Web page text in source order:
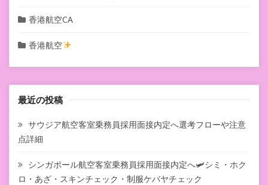
香港航空CA
香港航空
最近の投稿
サウジア航空客室乗務員採用面接内定へ選考フローや注意
点詳細
シンガポール航空客室乗務員採用面接内定へ🛩シミ・ホク
ロ・あざ・スキンチェック・制服ケバヤチェック